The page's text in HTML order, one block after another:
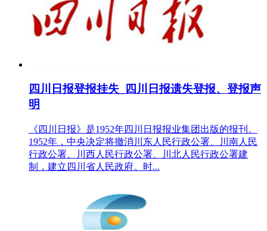
四川日报登报挂失_四川日报遗失登报、登报声
明
《四川日报》是1952年四川日报报业集团出版的报刊。
1952年，中央决定将撤消川东人民行政公署、川南人民
行政公署、川西人民行政公署、川北人民行政公署建
制，建立四川省人民政府。时...